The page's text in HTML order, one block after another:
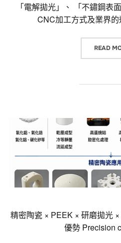
「電解拋光」、 「不鏽鋼表
CNC加工方式及業界
READ
精密陶瓷 × PEEK × 研磨拋光
優勢 Precision